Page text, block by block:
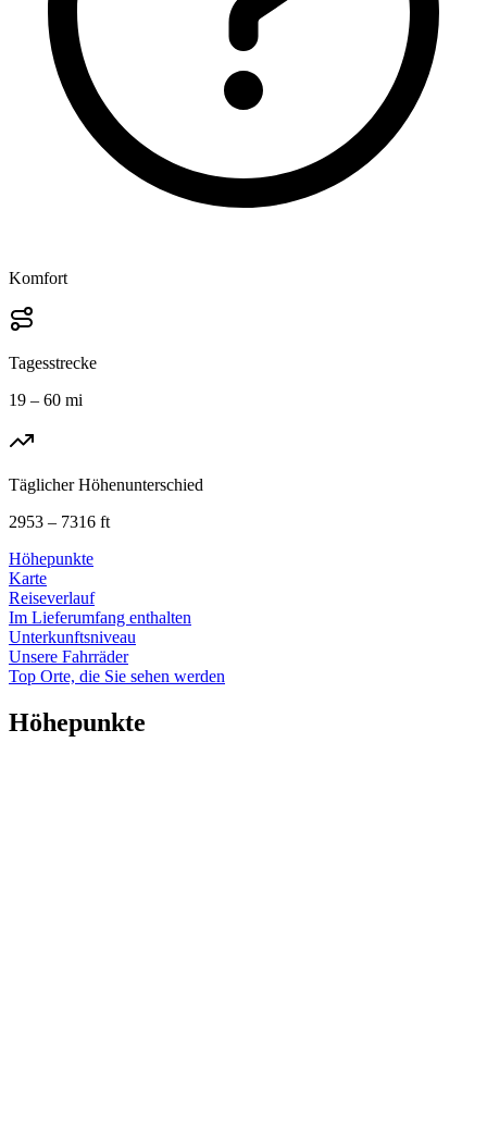
Komfort
Tagesstrecke
19 – 60 mi
Täglicher Höhenunterschied
2953 – 7316 ft
Höhepunkte
Karte
Reiseverlauf
Im Lieferumfang enthalten
Unterkunftsniveau
Unsere Fahrräder
Top Orte, die Sie sehen werden
Höhepunkte